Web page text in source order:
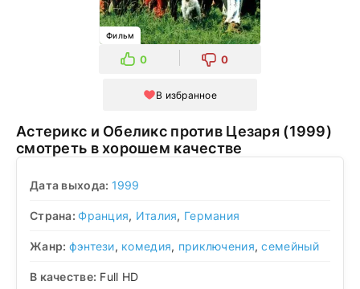
Фильм
0 0
В избранное
Астерикс и Обеликс против Цезаря (1999)
смотреть в хорошем качестве
Дата выхода: 1999
Страна:Франция, Италия, Германия
Жанр: фэнтези, комедия, приключения,семейный
В качестве: Full HD